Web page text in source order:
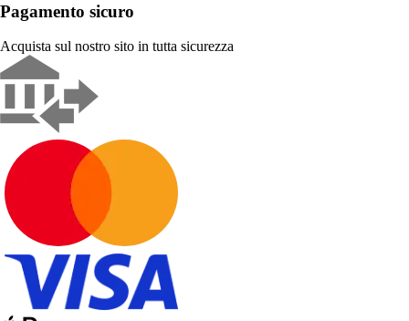
Pagamento sicuro
Acquista sul nostro sito in tutta sicurezza